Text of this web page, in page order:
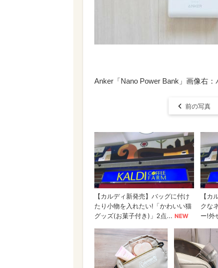
Anker「Nano Power Bank」画像右
前の写真